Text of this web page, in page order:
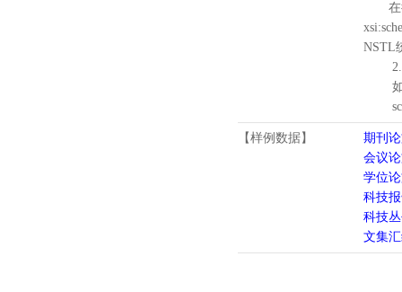
在待
NSTL
2.
如需
【样例数据】
期刊
会议
学位
科技
科技
文集